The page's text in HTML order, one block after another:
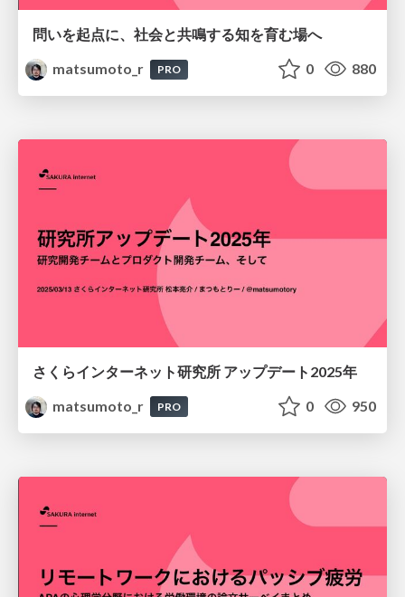
問いを起点に、社会と共鳴する知を育む場へ
matsumoto_r
PRO 0 880
さくらインターネット研究所 アップデート2025年
matsumoto_r
PRO 0 950